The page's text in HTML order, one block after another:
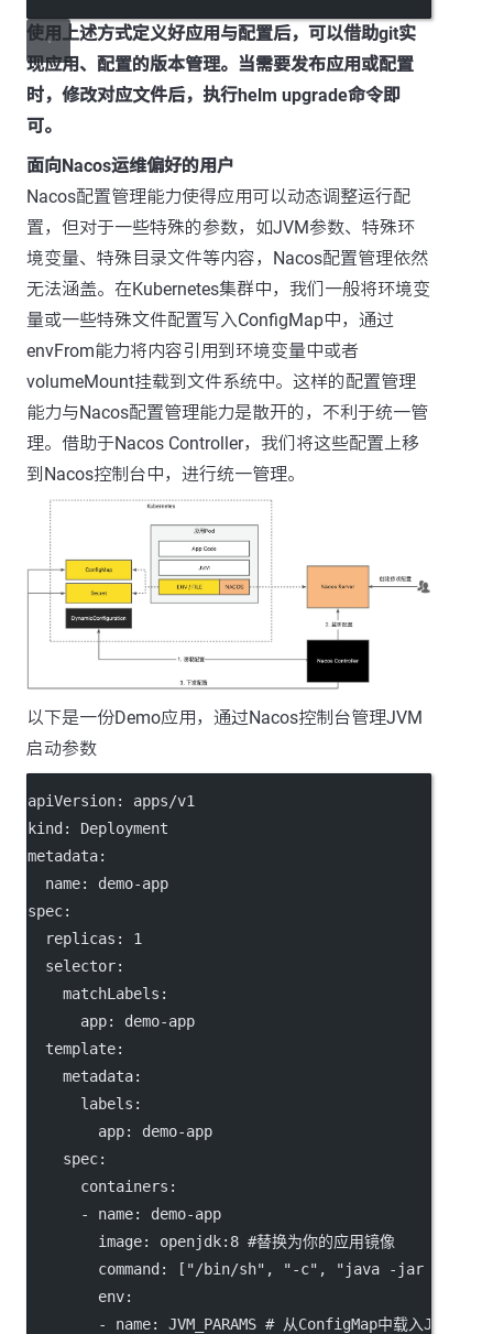
使用上述方式定义好应用与配置后，可以借助git实
现应用、配置的版本管理。当需要发布应用或配置
时，修改对应文件后，执行helm upgrade命令即
可。
面向Nacos运维偏好的用户
Nacos配置管理能力使得应用可以动态调整运行配
置，但对于一些特殊的参数，如JVM参数、特殊环
境变量、特殊目录文件等内容，Nacos配置管理依然
无法涵盖。在Kubernetes集群中，我们一般将环境变
量或一些特殊文件配置写入ConfigMap中，通过
envFrom能力将内容引用到环境变量中或者
volumeMount挂载到文件系统中。这样的配置管理
能力与Nacos配置管理能力是散开的，不利于统一管
理。借助于Nacos Controller，我们将这些配置上移
到Nacos控制台中，进行统一管理。
以下是一份Demo应用，通过Nacos控制台管理JVM
启动参数
apiVersion: apps/v1
kind: Deployment
metadata:
name: demo-app
spec:
replicas : 1
selector:
matchLabels :
app: demo-app
template:
metadata:
labels :
app: demo-app
spec:
containers :
      -
name: demo-app
image: openjdk:8 #替换为你的应用镜像
command: [ "/bin/sh" , "-c" ,
"java -jar
env:
        -
name: JVM_PARAMS # 从ConfigMap中载入JVM参数